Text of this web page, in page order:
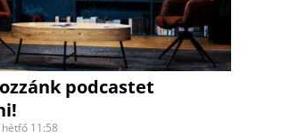
podcastet
11:58